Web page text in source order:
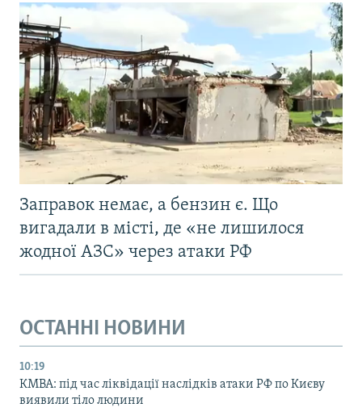
Заправок немає, а бензин є. Що
вигадали в місті, де «не лишилося
жодної АЗС» через атаки РФ
ОСТАННІ НОВИНИ
10:19
КМВА: під час ліквідації наслідків атаки РФ по Києву
виявили тіло людини